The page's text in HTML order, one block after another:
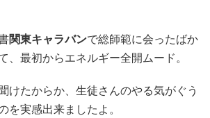
関東キャラバンで総師範に会ったばか
、最初からエネルギー全開ムード。
けたからか、生徒さんのやる気がぐう
を実感出来ましたよ。